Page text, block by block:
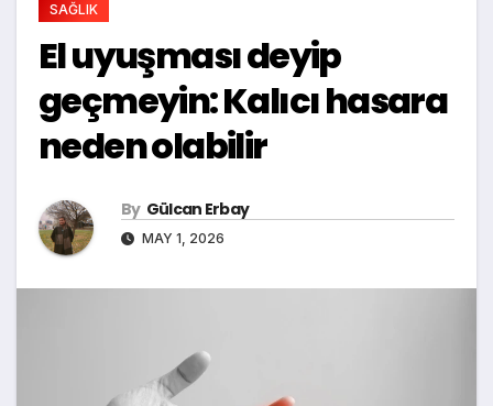
SAĞLIK
El uyuşması deyip
geçmeyin: Kalıcı hasara
neden olabilir
By Gülcan Erbay
MAY 1, 2026